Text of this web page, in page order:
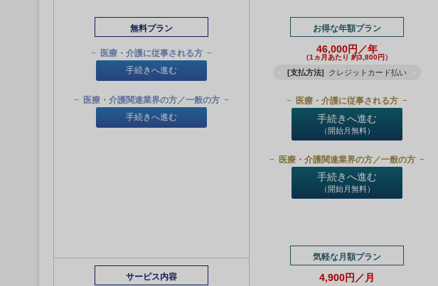
無料プラン
医療・介護に従事される方
手続きへ進む
医療・介護関連業界の方／一般の方
手続きへ進む
サービス内容
お得な年額プラン
46,000円／年
（1ヵ月あたり 約3,800円）
[支払方法] クレジットカード払い
医療・介護に従事される方
手続きへ進む
（開始月無料）
医療・介護関連業界の方／一般の方
手続きへ進む
（開始月無料）
気軽な月額プラン
4,900円／月